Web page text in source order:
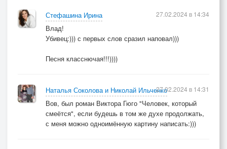
Стефашина Ирина
Влад!
Убивец:))) с первых слов сразил наповал)))
Песня класснючая!!!))))
27.02.2024 в 14:34
Наталья Соколова и Николай Ильченко
Вов, был роман Виктора Гюго "Человек, который
смеётся", если будешь в том же духе продолжать,
с меня можно одноимённую картину написать:)))
27.02.2024 в 14:31